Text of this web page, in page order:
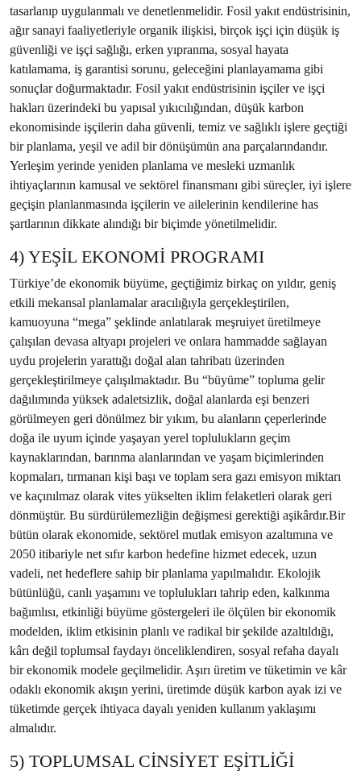
tasarlanıp uygulanmalı ve denetlenmelidir. Fosil yakıt endüstrisinin,
ağır sanayi faaliyetleriyle organik ilişkisi, birçok işçi için düşük iş
güvenliği ve işçi sağlığı, erken yıpranma, sosyal hayata
katılamama, iş garantisi sorunu, geleceğini planlayamama gibi
sonuçlar doğurmaktadır. Fosil yakıt endüstrisinin işçiler ve işçi
hakları üzerindeki bu yapısal yıkıcılığından, düşük karbon
ekonomisinde işçilerin daha güvenli, temiz ve sağlıklı işlere geçtiği
bir planlama, yeşil ve adil bir dönüşümün ana parçalarındandır.
Yerleşim yerinde yeniden planlama ve mesleki uzmanlık
ihtiyaçlarının kamusal ve sektörel finansmanı gibi süreçler, iyi işlere
geçişin planlanmasında işçilerin ve ailelerinin kendilerine has
şartlarının dikkate alındığı bir biçimde yönetilmelidir.
4) YEŞİL EKONOMİ PROGRAMI
Türkiye’de ekonomik büyüme, geçtiğimiz birkaç on yıldır, geniş
etkili mekansal planlamalar aracılığıyla gerçekleştirilen,
kamuoyuna “mega” şeklinde anlatılarak meşruiyet üretilmeye
çalışılan devasa altyapı projeleri ve onlara hammadde sağlayan
uydu projelerin yarattığı doğal alan tahribatı üzerinden
gerçekleştirilmeye çalışılmaktadır. Bu “büyüme” topluma gelir
dağılımında yüksek adaletsizlik, doğal alanlarda eşi benzeri
görülmeyen geri dönülmez bir yıkım, bu alanların çeperlerinde
doğa ile uyum içinde yaşayan yerel toplulukların geçim
kaynaklarından, barınma alanlarından ve yaşam biçimlerinden
kopmaları, tırmanan kişi başı ve toplam sera gazı emisyon miktarı
ve kaçınılmaz olarak vites yükselten iklim felaketleri olarak geri
dönmüştür. Bu sürdürülemezliğin değişmesi gerektiği aşikârdır.Bir
bütün olarak ekonomide, sektörel mutlak emisyon azaltımına ve
2050 itibariyle net sıfır karbon hedefine hizmet edecek, uzun
vadeli, net hedeflere sahip bir planlama yapılmalıdır. Ekolojik
bütünlüğü, canlı yaşamını ve toplulukları tahrip eden, kalkınma
bağımlısı, etkinliği büyüme göstergeleri ile ölçülen bir ekonomik
modelden, iklim etkisinin planlı ve radikal bir şekilde azaltıldığı,
kârı değil toplumsal faydayı önceliklendiren, sosyal refaha dayalı
bir ekonomik modele geçilmelidir. Aşırı üretim ve tüketimin ve kâr
odaklı ekonomik akışın yerini, üretimde düşük karbon ayak izi ve
tüketimde gerçek ihtiyaca dayalı yeniden kullanım yaklaşımı
almalıdır.
5) TOPLUMSAL CİNSİYET EŞİTLİĞİ